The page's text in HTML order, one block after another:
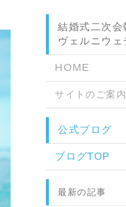
結婚式二次会
ヴェルニウェ
HOME
サイトのご案内
公式ブログ
ブログTOP
最新の記事